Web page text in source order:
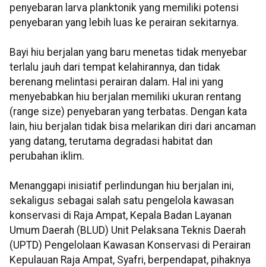
penyebaran larva planktonik yang memiliki potensi
penyebaran yang lebih luas ke perairan sekitarnya.
Bayi hiu berjalan yang baru menetas tidak menyebar
terlalu jauh dari tempat kelahirannya, dan tidak
berenang melintasi perairan dalam. Hal ini yang
menyebabkan hiu berjalan memiliki ukuran rentang
(range size) penyebaran yang terbatas. Dengan kata
lain, hiu berjalan tidak bisa melarikan diri dari ancaman
yang datang, terutama degradasi habitat dan
perubahan iklim.
Menanggapi inisiatif perlindungan hiu berjalan ini,
sekaligus sebagai salah satu pengelola kawasan
konservasi di Raja Ampat, Kepala Badan Layanan
Umum Daerah (BLUD) Unit Pelaksana Teknis Daerah
(UPTD) Pengelolaan Kawasan Konservasi di Perairan
Kepulauan Raja Ampat, Syafri, berpendapat, pihaknya